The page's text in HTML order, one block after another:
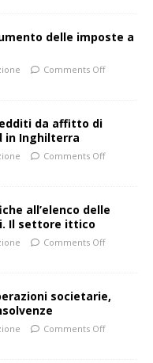
delle imposte a
Comments Off
da affitto di
in Inghilterra
Comments Off
all’elenco delle
Il settore ittico
Comments Off
societarie,
Comments Off